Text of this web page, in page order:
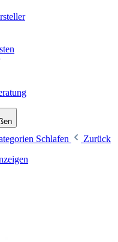
Schlafen
Zurück